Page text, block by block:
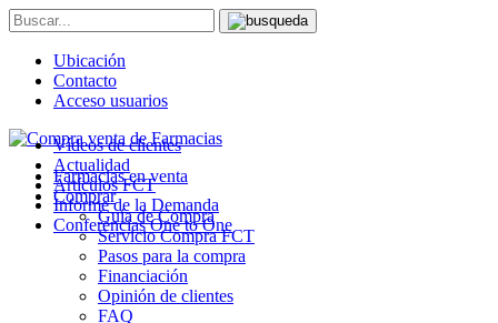
Ubicación
Contacto
Acceso usuarios
Farmacias en venta
Comprar
Guía de Compra
Servicio Compra FCT
Pasos para la compra
Financiación
Opinión de clientes
FAQ
Vídeos de clientes
Actualidad
Artículos FCT
Informe de la Demanda
Conferencias One to One